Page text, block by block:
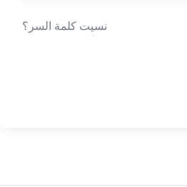
نسيت كلمة السر؟